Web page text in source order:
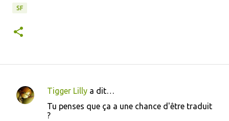
SF
C
Tigger Lilly a dit…
Tu penses que ça a une chance d'être traduit
?